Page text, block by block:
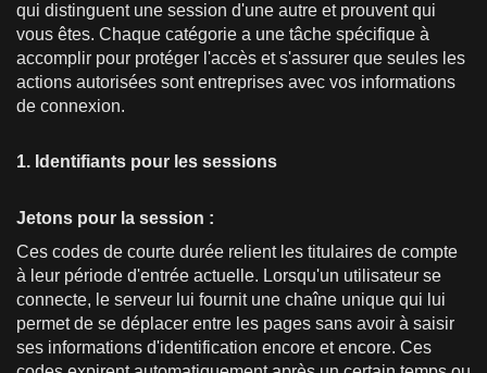
qui distinguent une session d'une autre et prouvent qui
vous êtes. Chaque catégorie a une tâche spécifique à
accomplir pour protéger l'accès et s'assurer que seules les
actions autorisées sont entreprises avec vos informations
de connexion.
1. Identifiants pour les sessions
Jetons pour la session :
Ces codes de courte durée relient les titulaires de compte
à leur période d'entrée actuelle. Lorsqu'un utilisateur se
connecte, le serveur lui fournit une chaîne unique qui lui
permet de se déplacer entre les pages sans avoir à saisir
ses informations d'identification encore et encore. Ces